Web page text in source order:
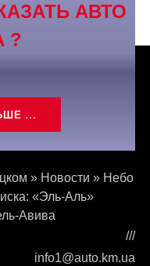
АВТО
?
...
» Новости » Небо
«Эль-Аль»
Авива
///
info1@auto.km.ua